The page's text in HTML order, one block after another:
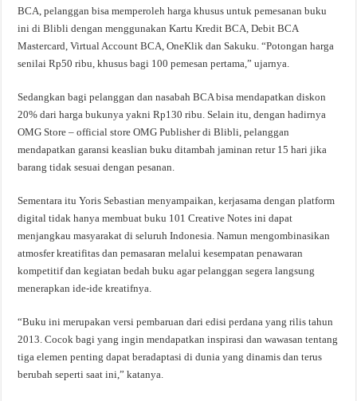
BCA, pelanggan bisa memperoleh harga khusus untuk pemesanan buku
ini di Blibli dengan menggunakan Kartu Kredit BCA, Debit BCA
Mastercard, Virtual Account BCA, OneKlik dan Sakuku. “Potongan harga
senilai Rp50 ribu, khusus bagi 100 pemesan pertama,” ujarnya.
Sedangkan bagi pelanggan dan nasabah BCA bisa mendapatkan diskon
20% dari harga bukunya yakni Rp130 ribu. Selain itu, dengan hadirnya
OMG Store – official store OMG Publisher di Blibli, pelanggan
mendapatkan garansi keaslian buku ditambah jaminan retur 15 hari jika
barang tidak sesuai dengan pesanan.
Sementara itu Yoris Sebastian menyampaikan, kerjasama dengan platform
digital tidak hanya membuat buku 101 Creative Notes ini dapat
menjangkau masyarakat di seluruh Indonesia. Namun mengombinasikan
atmosfer kreatifitas dan pemasaran melalui kesempatan penawaran
kompetitif dan kegiatan bedah buku agar pelanggan segera langsung
menerapkan ide-ide kreatifnya.
“Buku ini merupakan versi pembaruan dari edisi perdana yang rilis tahun
2013. Cocok bagi yang ingin mendapatkan inspirasi dan wawasan tentang
tiga elemen penting dapat beradaptasi di dunia yang dinamis dan terus
berubah seperti saat ini,” katanya.